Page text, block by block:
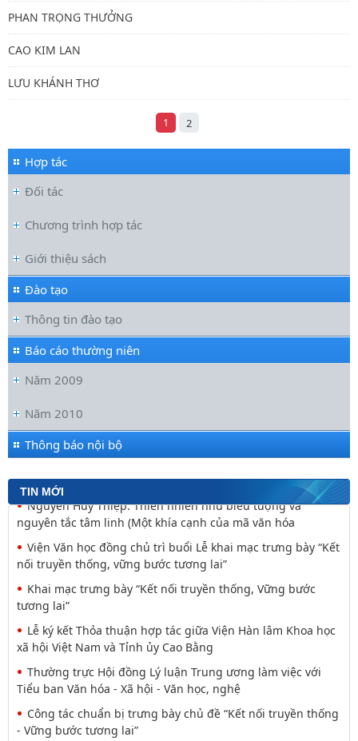
PHAN TRỌNG THƯỞNG
CAO KIM LAN
LƯU KHÁNH THƠ
1 2
Hợp tác
Đối tác
Chương trình hợp tác
Giới thiệu sách
Đào tạo
Thông tin đào tạo
Báo cáo thường niên
Năm 2009
Năm 2010
Thông báo nội bộ
TIN MỚI
Hội nghị tập huấn chuyên môn, nghiệp vụ năm 2026 của
Đối thoại ICWA – VASS lần thứ 6: Thúc đẩy quan hệ Đối tác
Chiến lược Toàn diện tăng cường Việt Nam
trị và Hành chính quốc gia Lào ký Thỏa
Nguyễn Huy Thiệp: Thiên nhiên như biểu tượng và
nguyên tắc tâm linh (Một khía cạnh của mã văn hóa
Viện Văn học đồng chủ trì buổi Lễ khai mạc trưng bày “Kết
nối truyền thống, vững bước tương lai”
Khai mạc trưng bày “Kết nối truyền thống, Vững bước
tương lai”
Lễ ký kết Thỏa thuận hợp tác giữa Viện Hàn lâm Khoa học
xã hội Việt Nam và Tỉnh ủy Cao Bằng
Thường trực Hội đồng Lý luận Trung ương làm việc với
Tiểu ban Văn hóa - Xã hội - Văn học, nghệ
Công tác chuẩn bị trưng bày chủ đề “Kết nối truyền thống
- Vững bước tương lai”